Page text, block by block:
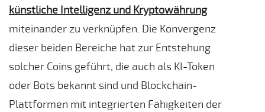
künstliche Intelligenz und Kryptowährung
miteinander zu verknüpfen. Die Konvergenz
dieser beiden Bereiche hat zur Entstehung
solcher Coins geführt, die auch als KI-Token
oder Bots bekannt sind und Blockchain-
Plattformen mit integrierten Fähigkeiten der